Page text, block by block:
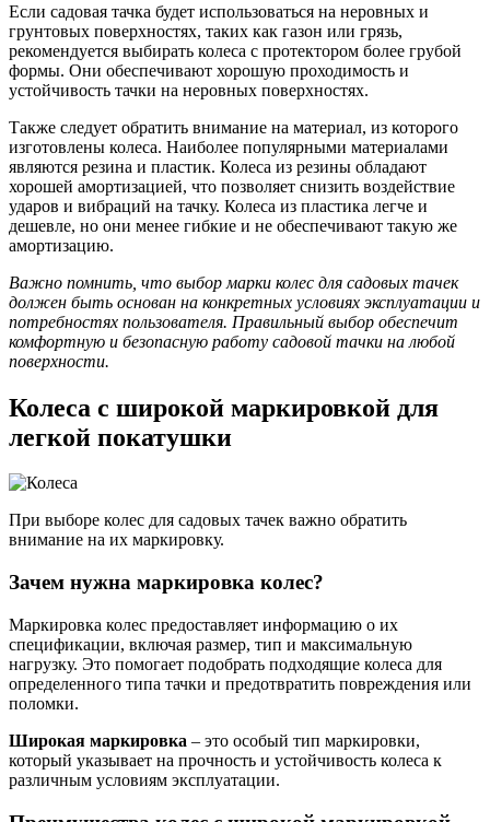
Если садовая тачка будет использоваться на неровных и
грунтовых поверхностях, таких как газон или грязь,
рекомендуется выбирать колеса с протектором более грубой
формы. Они обеспечивают хорошую проходимость и
устойчивость тачки на неровных поверхностях.
Также следует обратить внимание на материал, из которого
изготовлены колеса. Наиболее популярными материалами
являются резина и пластик. Колеса из резины обладают
хорошей амортизацией, что позволяет снизить воздействие
ударов и вибраций на тачку. Колеса из пластика легче и
дешевле, но они менее гибкие и не обеспечивают такую же
амортизацию.
Важно помнить, что выбор марки колес для садовых тачек
должен быть основан на конкретных условиях эксплуатации и
потребностях пользователя. Правильный выбор обеспечит
комфортную и безопасную работу садовой тачки на любой
поверхности.
Колеса с широкой маркировкой для
легкой покатушки
При выборе колес для садовых тачек важно обратить
внимание на их маркировку.
Зачем нужна маркировка колес?
Маркировка колес предоставляет информацию о их
спецификации, включая размер, тип и максимальную
нагрузку. Это помогает подобрать подходящие колеса для
определенного типа тачки и предотвратить повреждения или
поломки.
Широкая маркировка – это особый тип маркировки,
который указывает на прочность и устойчивость колеса к
различным условиям эксплуатации.